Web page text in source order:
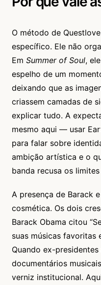
O método de
específico. Ele não
Em Summer of Soul,
espelho de um
deixando que as
criassem camadas de
explicar tudo. A
mesmo aqui — usar
para falar sobre
ambição artística e o
banda recusa os
A presença de Barack
cosmética. Os dois
Barack Obama citou
suas músicas favoritas
Quando ex-presidentes
documentários
verniz institucional.